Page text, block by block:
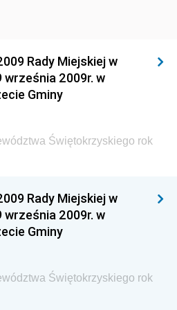
Administracji,
i Ochrony Środowiska
Przemysłu
Rolnictwa i
Rodziny, Pracy i Polityki
Rady Miejskiej w
2009r. w
Gminy
Świętokrzyskiego rok
Rady Miejskiej w
2009r. w
Gminy
Świętokrzyskiego rok